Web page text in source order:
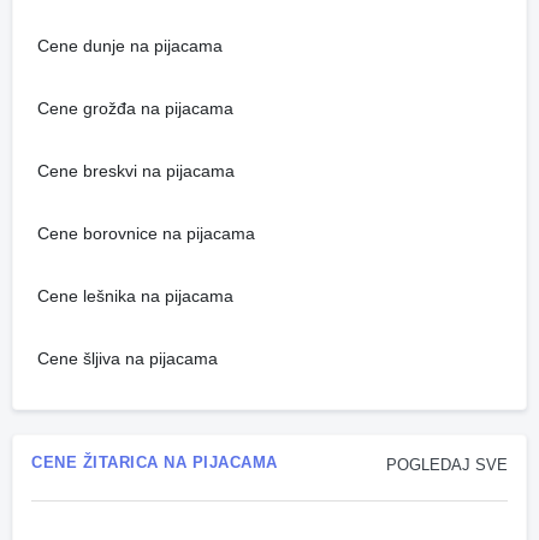
Cene dunje na pijacama
Cene grožđa na pijacama
Cene breskvi na pijacama
Cene borovnice na pijacama
Cene lešnika na pijacama
Cene šljiva na pijacama
POGLEDAJ SVE
CENE ŽITARICA NA PIJACAMA